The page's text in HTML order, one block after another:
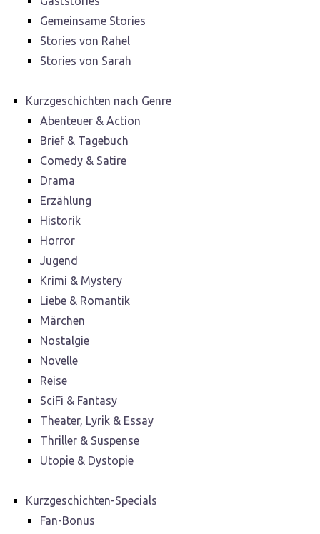
Gemeinsame Stories
Stories von Rahel
Stories von Sarah
Kurzgeschichten nach Genre
Abenteuer & Action
Brief & Tagebuch
Comedy & Satire
Drama
Erzählung
Historik
Horror
Jugend
Krimi & Mystery
Liebe & Romantik
Märchen
Nostalgie
Novelle
Reise
SciFi & Fantasy
Theater, Lyrik & Essay
Thriller & Suspense
Utopie & Dystopie
Kurzgeschichten-Specials
Fan-Bonus